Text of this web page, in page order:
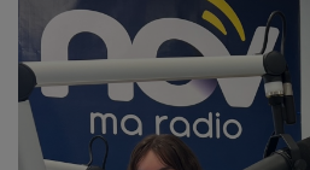
LES NOUVEAUTÉS NOV
LA RADIO
L'ÉQUIPE